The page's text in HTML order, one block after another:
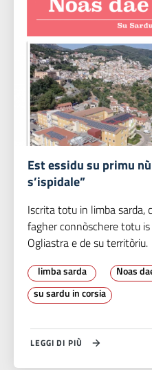
Est essidu su primu
s’ispidale”
Iscrita totu in limba sarda,
fagher connòschere totu
Ogliastra e de su territòriu.
limba sarda
Noas
su sardu in corsia
LEGGI DI PIÙ